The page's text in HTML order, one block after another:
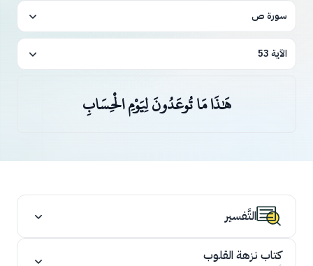
سورة ص
الآية 53
هَٰذَا مَا تُوعَدُونَ لِيَوْمِ الْحِسَابِ
التَّفسير
كتاب نزهة القلوب